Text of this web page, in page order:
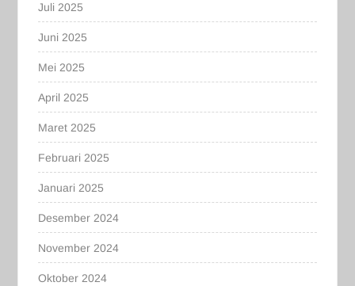
Juli 2025
Juni 2025
Mei 2025
April 2025
Maret 2025
Februari 2025
Januari 2025
Desember 2024
November 2024
Oktober 2024